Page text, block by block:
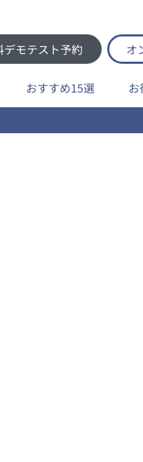
デモテスト予約 オ
おすすめ15選 お